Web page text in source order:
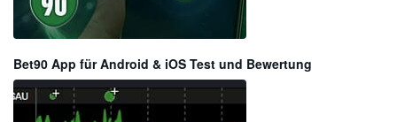
Bet90 App für Android & iOS Test und Bewertung